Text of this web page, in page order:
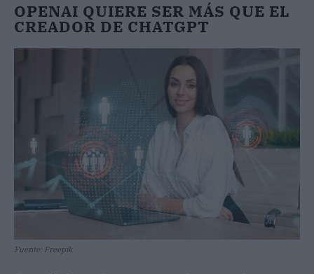
OPENAI QUIERE SER MÁS QUE EL
CREADOR DE CHATGPT
Fuente: Freepik